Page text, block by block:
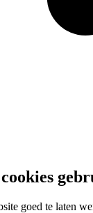
goed te laten